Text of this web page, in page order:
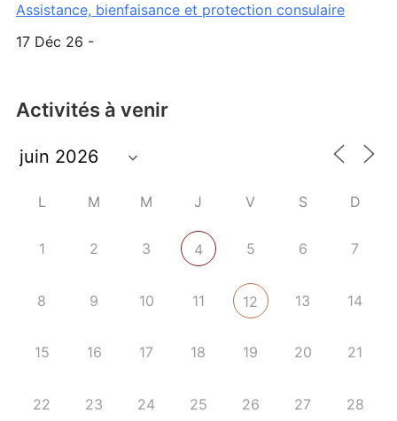
Assistance, bienfaisance et protection consulaire
17 Déc 26 -
Activités à venir
L M M J V S D
1 2 3 4 5 6 7
8 9 10 11 12 13 14
15 16 17 18 19 20 21
22 23 24 25 26 27 28